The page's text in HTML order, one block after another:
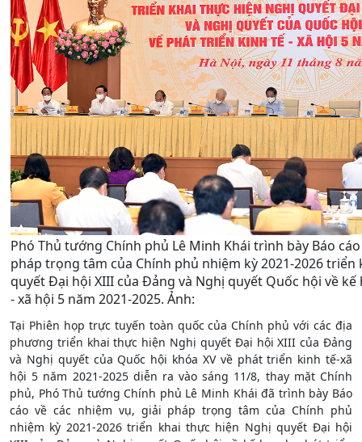
Phó Thủ tướng Chính phủ Lê Minh Khái trình bày Báo
pháp trọng tâm của Chính phủ nhiệm kỳ 2021-2026
quyết Đại hội XIII của Đảng và Nghị quyết Quốc hội về
- xã hội 5 năm 2021-2025. Ảnh:
Tại Phiên họp trực tuyến toàn quốc của Chính phủ với các địa
phương triển khai thực hiện Nghị quyết Đại hội XIII của Đảng
và Nghị quyết của Quốc hội khóa XV về phát triển kinh tế-xã
hội 5 năm 2021-2025 diễn ra vào sáng 11/8, thay mặt Chính
phủ, Phó Thủ tướng Chính phủ Lê Minh Khái đã trình bày Báo
cáo về các nhiệm vụ, giải pháp trọng tâm của Chính phủ
nhiệm kỳ 2021-2026 triển khai thực hiện Nghị quyết Đại hội